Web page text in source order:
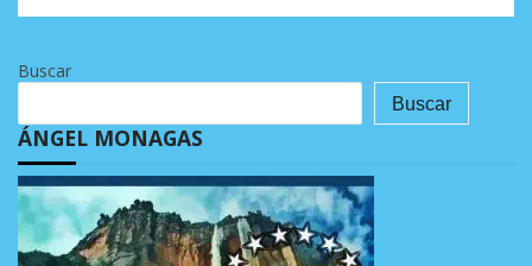
Buscar
Buscar
ÁNGEL MONAGAS